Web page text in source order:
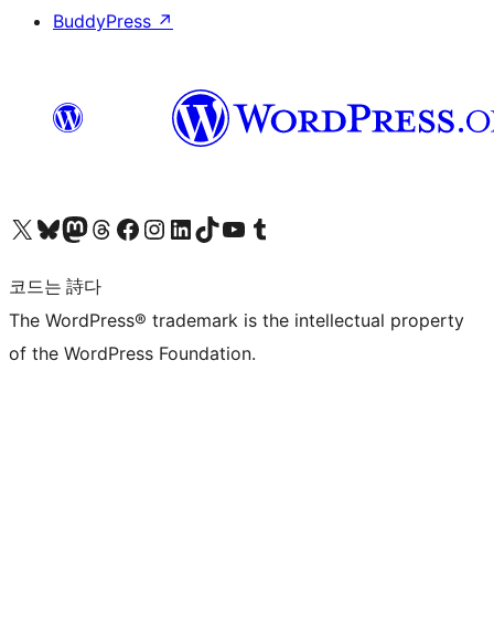
BuddyPress ↗
X(이전 트위터) 계정 방문하기블루스카이 계정 방문하기마스토돈 계정 방문하기스레드 계정 방문하기 페이스북 페이지 방문하기인스타그램 계정 방문하기 LinkedIn 계정 방문하기틱톡 계정 방문하기유튜브 채널 방문하기 텀블러 계정 방문하기
코드는 詩다
The WordPress® trademark is the intellectual property
of the WordPress Foundation.